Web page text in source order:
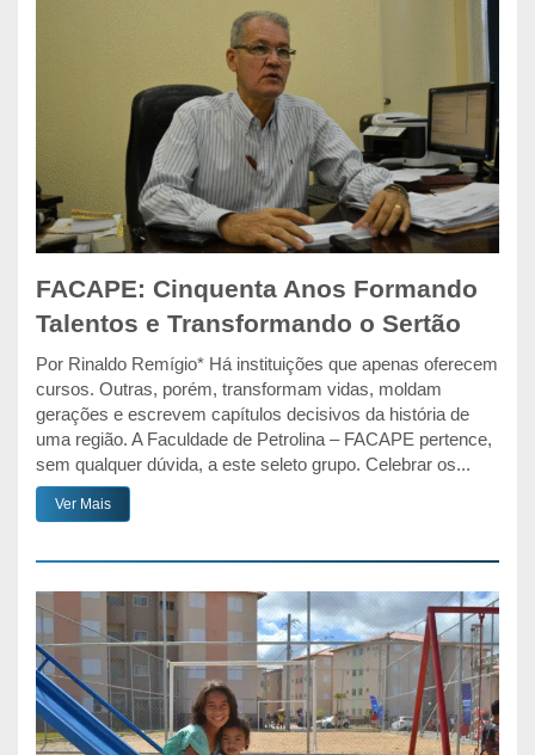
FACAPE: Cinquenta Anos Formando
Talentos e Transformando o Sertão
Por Rinaldo Remígio* Há instituições que apenas oferecem
cursos. Outras, porém, transformam vidas, moldam
gerações e escrevem capítulos decisivos da história de
uma região. A Faculdade de Petrolina – FACAPE pertence,
sem qualquer dúvida, a este seleto grupo. Celebrar os...
Ver Mais